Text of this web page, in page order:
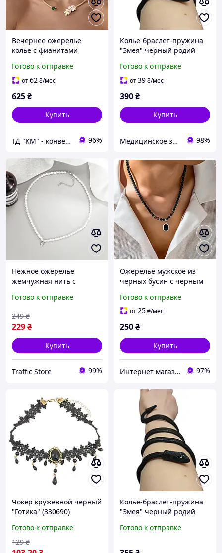
Вечернее ожерелье
колье с фианитами
Готово к отправке
от62₴/мес
625₴
Купить
ТД "КМ" - конверты почтовые и бандерольные | аксессуары, бижутерия, техника 96%
Колье-браслет-пружина
"Змея" черный родий
Готово к отправке
от39₴/мес
390₴
Купить
Медицинское золото 98%
Нежное ожерелье
жемчужная нить с
жемчужные бусы
Готово к отправке
229₴
249 ₴
Купить
Traffic Store 99%
Ожерелье мужское из
черных бусин с черным
Готово к отправке
от25₴/мес
250₴
Купить
Интернет магазин аксессуаров АЛЬПАКА 97%
Чокер кружевной черный
"Готика" (330690)
Готово к отправке
129 ₴
Колье-браслет-пружина
"Змея" черный родий
Готово к отправке